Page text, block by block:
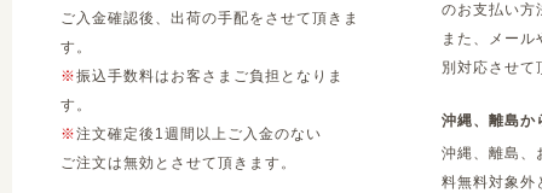
ご入金確認後、出荷の手配をさせて頂きま
す。
※振込手数料はお客さまご負担となりま
す。
※注文確定後1週間以上ご入金のない
ご注文は無効とさせて頂きます。
のお支払い方
また、メー
別対応させて
沖縄、離島か
沖縄、離島、
料無料対象外